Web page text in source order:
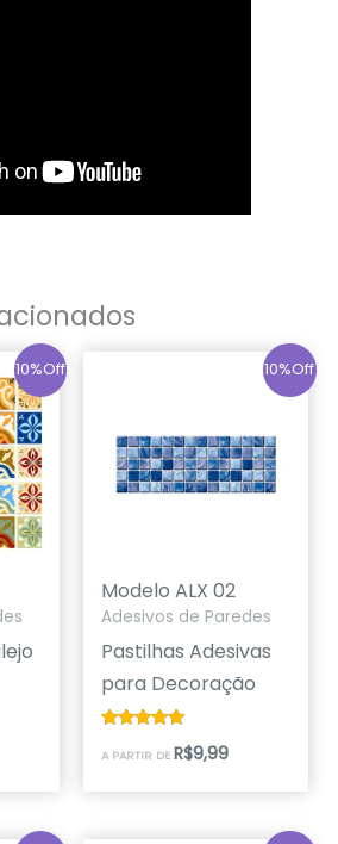
10%Off 10%Off
Modelo ALX 02
Adesivos de Paredes
Pastilhas Adesivas
para Decoração
5.00
A PARTIR DE R$9,99